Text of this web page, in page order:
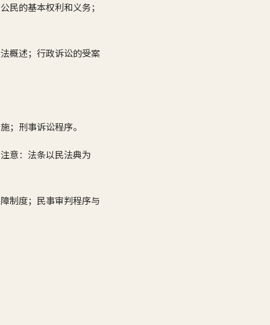
民的基本权利和义务；
概述；行政诉讼的受案
；刑事诉讼程序。
意：法条以民法典为
制度；民事审判程序与